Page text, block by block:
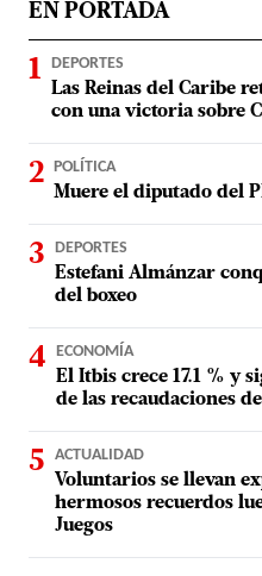
EN PORTADA
DEPORTES
Las Reinas del Caribe
con una victoria sobre
POLÍTICA
Muere el diputado del
DEPORTES
Estefani Almánzar
del boxeo
ECONOMÍA
El Itbis crece 17.1 % y
de las recaudaciones
ACTUALIDAD
Voluntarios se llevan
hermosos recuerdos
Juegos